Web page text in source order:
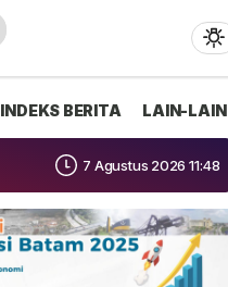
INDEKS BERITA LAIN-LAIN
7 Agustus 2026 11:48